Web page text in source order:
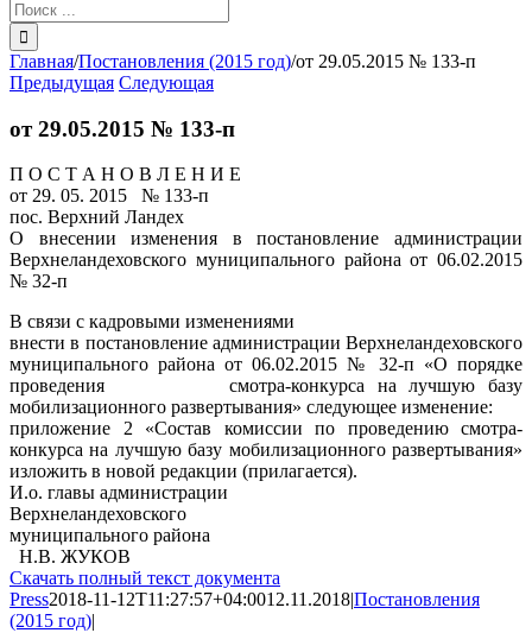
Результат
поиска:
Главная/Постановления (2015 год)/от 29.05.2015 № 133-п
Предыдущая Следующая
от 29.05.2015 № 133-п
П О С Т А Н О В Л Е Н И Е
от 29. 05. 2015 № 133-п
пос. Верхний Ландех
О внесении изменения в постановление администрации
Верхнеландеховского муниципального района от 06.02.2015
№ 32-п
В связи с кадровыми изменениями
внести в постановление администрации Верхнеландеховского
муниципального района от 06.02.2015 № 32-п «О порядке
проведения смотра-конкурса на лучшую базу
мобилизационного развертывания» следующее изменение:
приложение 2 «Состав комиссии по проведению смотра-
конкурса на лучшую базу мобилизационного развертывания»
изложить в новой редакции (прилагается).
И.о. главы администрации
Верхнеландеховского
муниципального района
Н.В. ЖУКОВ
Скачать полный текст документа
Press2018-11-12T11:27:57+04:0012.11.2018|Постановления
(2015 год)|